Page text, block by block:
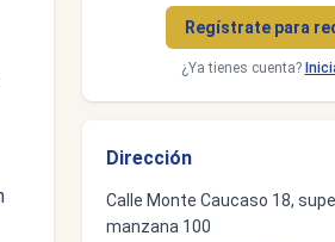
Regístrate para
¿Ya tienes cuenta?
Dirección
Calle Monte Caucaso 18,
manzana 100